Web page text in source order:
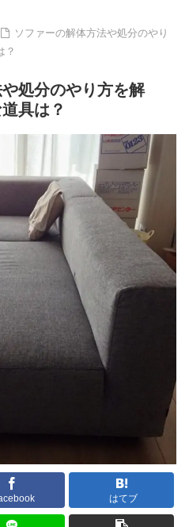
ソファーの解体方法や処分のやり
？
処分のやり方を解
具は？
はてブ